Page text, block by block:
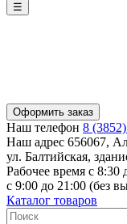
☰
Оформить заказ
Наш телефон 8
Наш адрес 656067,
ул. Балтийская,
Рабочее время с 8:30
с 9:00 до 21:00 (без
Каталог товаров